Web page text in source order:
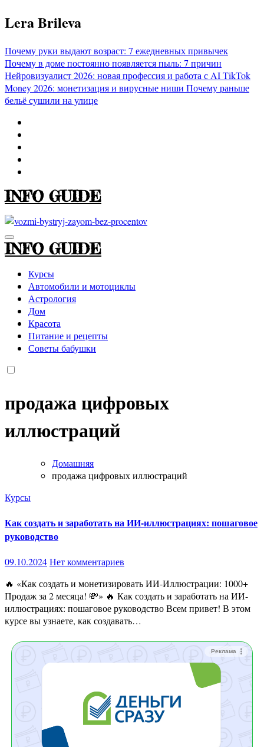
Перейти
к
Lera Brileva
Почему руки выдают возраст: 7 ежедневных привычек
Почему в доме постоянно появляется пыль: 7 причин
Нейровизуалист 2026: новая профессия и работа с AITikTok
Money 2026: монетизация и вирусные ниши Почему раньше
бельё сушили на улице
INFO GUIDE
INFO GUIDE
Курсы
Автомобили и мотоциклы
Астрология
Дом
Красота
Питание и рецепты
Советы бабушки
продажа цифровых
иллюстраций
Домашняя
продажа цифровых иллюстраций
Курсы
Как создать и заработать на ИИ-иллюстрациях: пошаговое
руководство
09.10.2024Нет комментариев
🔥 «Как создать и монетизировать ИИ-Иллюстрации: 1000+
Продаж за 2 месяца! 💸» 🔥 Как создать и заработать на ИИ-
иллюстрациях: пошаговое руководство Всем привет! В этом
курсе вы узнаете, как создавать…
Реклама